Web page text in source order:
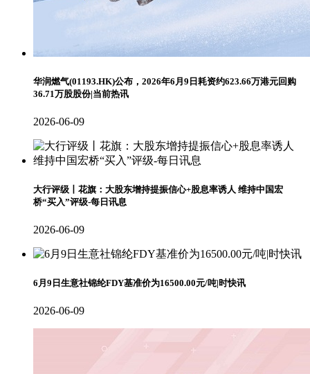
华润燃气(01193.HK)公布，2026年6月9日耗资约623.66万港元回购
36.71万股股份|当前热讯
2026-06-09
大行评级丨花旗：大股东增持提振信心+股息率诱人 维持中国宏
桥“买入”评级-每日讯息
2026-06-09
6月9日生意社锦纶FDY基准价为16500.00元/吨|时快讯
2026-06-09